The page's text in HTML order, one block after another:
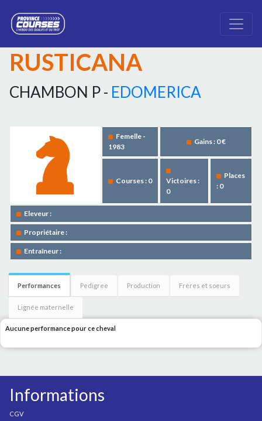
RUSTICANA
CHAMBON P - EDOMERICA
Femelle -
1983
Gains : 0 €
Courses : 0
Victoires :
0
Places
: 0
Eleveur :
Propriétaire :
Entraîneur :
Performances Pedigree Production Frères et soeurs
Lignée maternelle
Aucune performance pour ce cheval
Informations
CGV